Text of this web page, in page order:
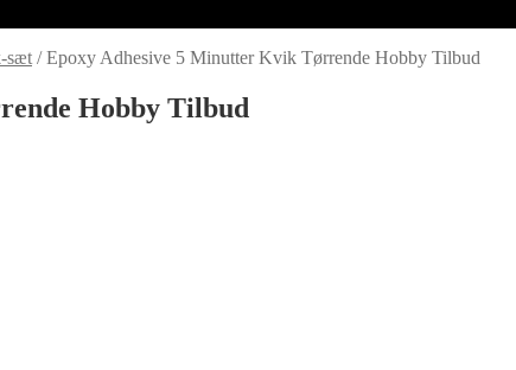
sæt /Epoxy Adhesive 5 Minutter Kvik Tørrende Hobby Tilbud
Hobby Tilbud